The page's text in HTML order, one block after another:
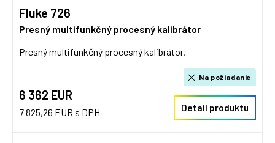
Fluke 726
Presný multifunkčný procesný kalibrátor
Presný multifunkčný procesný kalibrátor.
6 362 EUR
7 825,26 EUR s DPH
Na požiadanie
Detail produktu